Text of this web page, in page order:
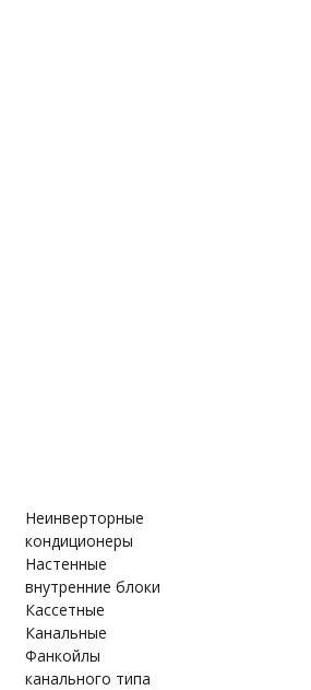
Неинверторные
кондиционеры
Настенные
внутренние блоки
Кассетные
Канальные
Фанкойлы
канального типа